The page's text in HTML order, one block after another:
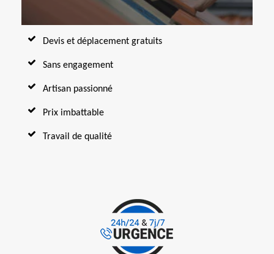
Devis et déplacement gratuits
Sans engagement
Artisan passionné
Prix imbattable
Travail de qualité